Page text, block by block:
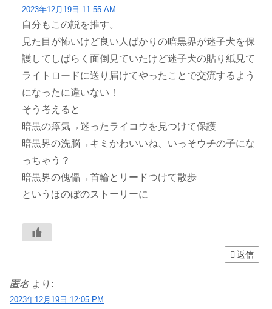
2023年12月19日 11:55 AM
自分もこの説を推す。
見た目が怖いけど良い人ばかりの暗黒界が迷子犬を保
護してしばらく面倒見ていたけど迷子犬の貼り紙見て
ライトロードに送り届けてやったことで交流するよう
になったに違いない！
そう考えると
暗黒の瘴気→迷ったライコウを見つけて保護
暗黒界の洗脳→キミかわいいね、いっそウチの子にな
っちゃう？
暗黒界の傀儡→首輪とリードつけて散歩
というほのぼのストーリーに
返信
匿名 より:
2023年12月19日 12:05 PM